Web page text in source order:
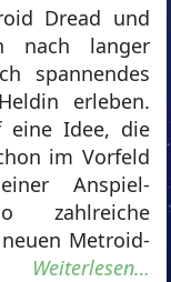
Dread und
nach langer
spannendes
erleben.
eine Idee, die
im Vorfeld
Anspiel-
zahlreiche
Metroid-
Weiterlesen…